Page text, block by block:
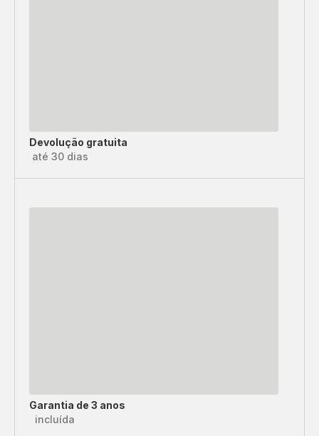
Devolução gratuita
até 30 dias
Garantia de 3 anos
incluída